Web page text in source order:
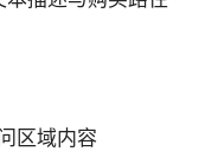
区域内容